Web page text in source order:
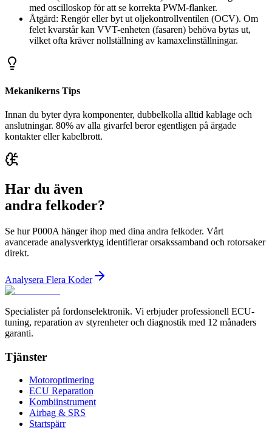
med oscilloskop för att se korrekta PWM-flanker.
Åtgärd: Rengör eller byt ut oljekontrollventilen (OCV). Om
felet kvarstår kan VVT-enheten (fasaren) behöva bytas ut,
vilket ofta kräver nollställning av kamaxelinställningar.
Mekanikerns Tips
Innan du byter dyra komponenter, dubbelkolla alltid kablage och
anslutningar. 80% av alla givarfel beror egentligen på ärgade
kontakter eller kabelbrott.
Har du även
andra felkoder?
Se hur P000A hänger ihop med dina andra felkoder. Vårt
avancerade analysverktyg identifierar orsakssamband och rotorsaker
direkt.
Analysera Flera Koder
Specialister på fordonselektronik. Vi erbjuder professionell ECU-
tuning, reparation av styrenheter och diagnostik med 12 månaders
garanti.
Tjänster
Motoroptimering
ECU Reparation
Kombiinstrument
Airbag & SRS
Startspärr